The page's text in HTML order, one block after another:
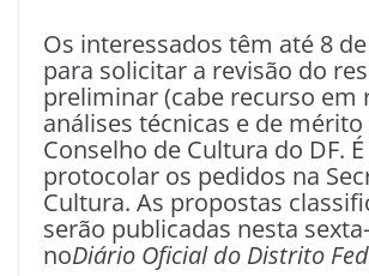
Os interessados têm até 8
para solicitar a revisão do
preliminar (cabe recurso em
análises técnicas e de
Conselho de Cultura do DF.
protocolar os pedidos na
Cultura. As propostas
serão publicadas nesta
noDiário Oficial do Distrito